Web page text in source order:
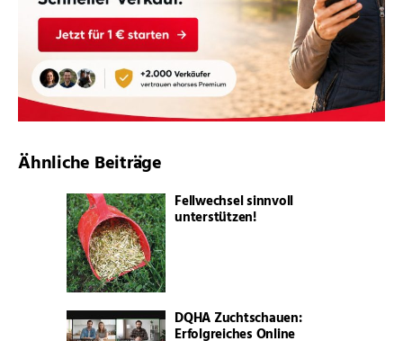
Ähnliche Beiträge
Fellwechsel sinnvoll
unterstützen!
DQHA Zuchtschauen:
Erfolgreiches Online